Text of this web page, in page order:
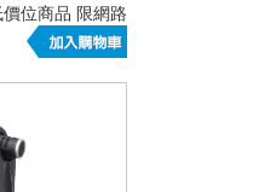
位商品 限網路